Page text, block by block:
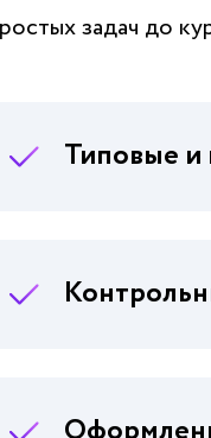
задач до
Типовые и